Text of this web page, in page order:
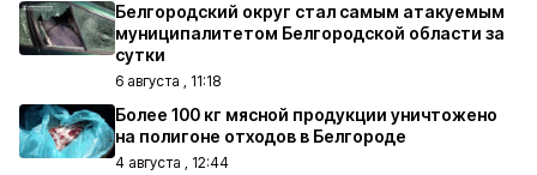
Белгородский округ стал самым атакуемым
муниципалитетом Белгородской области за
сутки
6 августа , 11:18
Более 100 кг мясной продукции уничтожено
на полигоне отходов в Белгороде
4 августа , 12:44